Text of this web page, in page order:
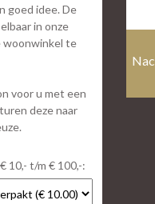
goed idee. De
in onze
woonwinkel te
voor u met een
deze naar
10,- t/m € 100,-: